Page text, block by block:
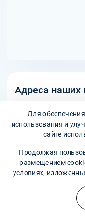
Адреса наших
Советская
Наши
8 800 302-36-47
Для
использования и
сайте
Продолжая
размещением
условиях,